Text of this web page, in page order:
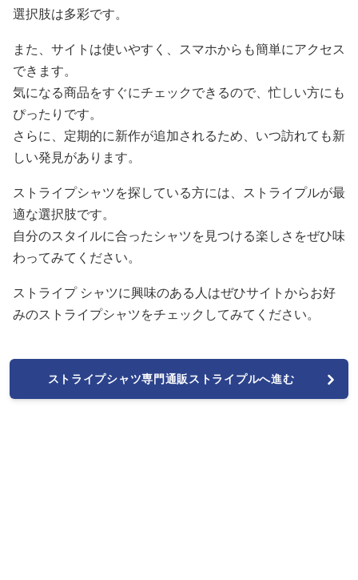
選択肢は多彩です。
また、サイトは使いやすく、スマホからも簡単にアクセス
できます。
気になる商品をすぐにチェックできるので、忙しい方にも
ぴったりです。
さらに、定期的に新作が追加されるため、いつ訪れても新
しい発見があります。
ストライプシャツを探している方には、ストライプルが最
適な選択肢です。
自分のスタイルに合ったシャツを見つける楽しさをぜひ味
わってみてください。
ストライプ シャツに興味のある人はぜひサイトからお好
みのストライプシャツをチェックしてみてください。
ストライプシャツ専門通販ストライプルへ進む